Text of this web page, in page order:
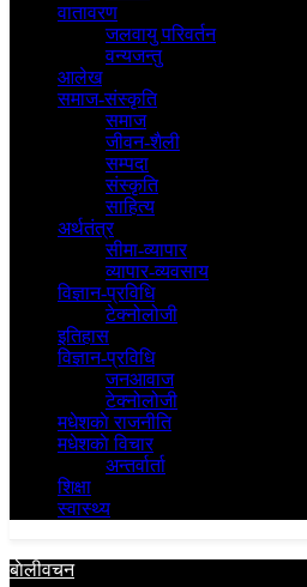
वातावरण
जलवायु परिवर्तन
वन्यजन्तु
आलेख
समाज-संस्कृति
समाज
जीवन-शैली
सम्पदा
संस्कृति
साहित्य
अर्थतंत्र
सीमा-व्यापार
व्यापार-व्यवसाय
विज्ञान-प्रविधि
टेक्नोलोजी
इतिहास
विज्ञान-प्रविधि
जनआवाज
टेक्नोलोजी
मधेशकाे राजनीति
मधेशकाे विचार
अन्तर्वार्ता
शिक्षा
स्वास्थ्य
बाेलीवचन